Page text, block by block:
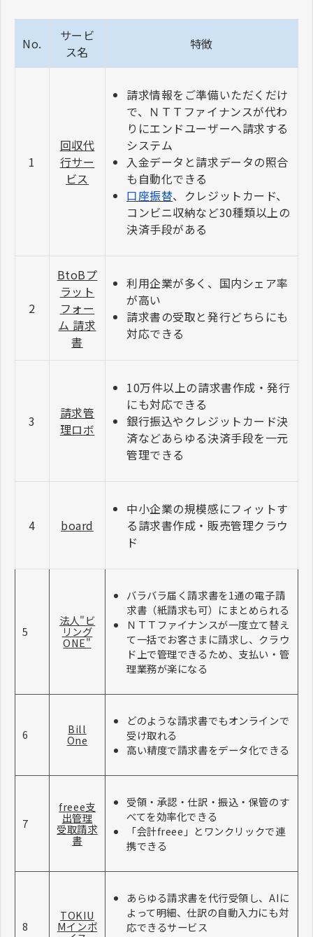
No.
サービ
ス名
特徴
1
回収代
行サー
ビス
請求情報をご準備いただくだけ
で、ＮＴＴファイナンスが代わ
りにエンドユーザーへ請求する
システム
入金データと請求データの照合
も自動化できる
口座振替、クレジットカード、
コンビニ収納など30種類以上の
決済手段がある
2
BtoBプ
ラット
フォー
ム 請求
書
利用企業が多く、国内シェア率
が高い
請求書の受取と発行どちらにも
対応できる
3
請求管
理ロボ
10万件以上の請求書作成・発行
にも対応できる
銀行振込やクレジットカード決
済などあらゆる決済手段を一元
管理できる
4 board
中小企業の規模感にフィットす
る請求書作成・販売管理クラウ
ド
5
法人"ビ
リング
ONE"
バラバラ届く請求書を1通の電子請
求書（紙請求も可）にまとめられる
ＮＴＴファイナンスが一度立て替え
て一括でお客さまに請求し、クラウ
ド上で管理できるため、支払い・管
理業務が楽になる
6 Bill
One
どのような請求書でもオンラインで
受け取れる
高い精度で請求書をデータ化できる
7
freee支
出管理
受取請求
書
受領・承認・仕訳・振込・保管のす
べてを効率化できる
「会計freee」とワンクリックで連
携できる
8
TOKIU
Mインボ
あらゆる請求書を代行受領し、AIに
よって明細、仕訳の自動入力にも対
応できるサービス